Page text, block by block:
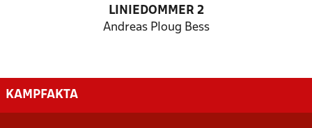
LINIEDOMMER 2
Andreas Ploug Bess
KAMPFAKTA